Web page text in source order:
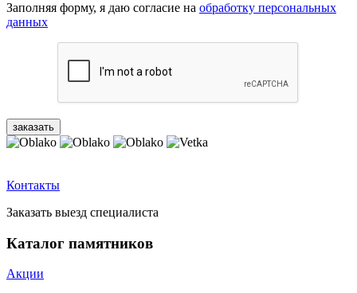
Заполняя форму, я даю согласие на обработку персональных
данных
Контакты
Заказать выезд специалиста
Каталог памятников
Акции